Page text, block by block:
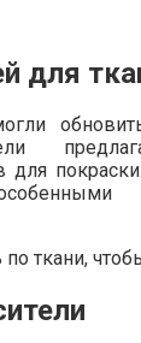
для
для
ткани,